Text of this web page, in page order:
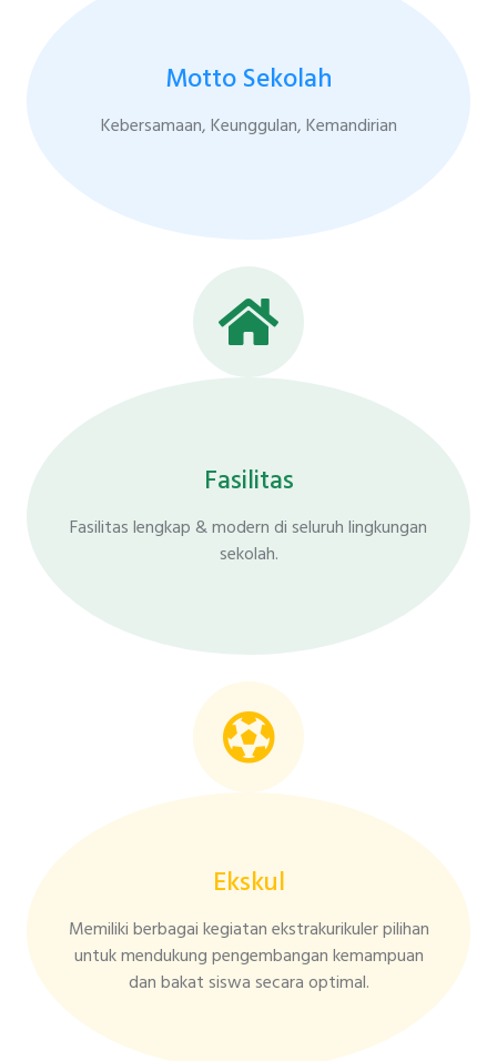
Motto Sekolah
Kebersamaan, Keunggulan, Kemandirian
Fasilitas
Fasilitas lengkap & modern di seluruh lingkungan
sekolah.
Ekskul
Memiliki berbagai kegiatan ekstrakurikuler pilihan
untuk mendukung pengembangan kemampuan
dan bakat siswa secara optimal.